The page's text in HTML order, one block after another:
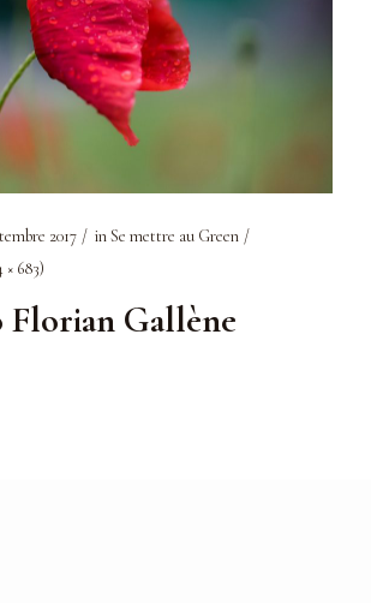
2017 inSe mettre au Green
683)
Florian Gallène